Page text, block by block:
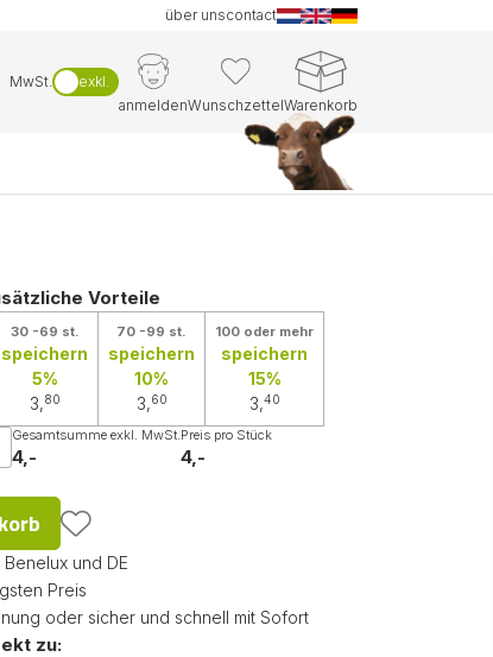
über unscontact
MwSt.
exkl.
anmeldenWunschzettelWarenkorb
Vorteile
30 -69 st.
speichern
5%
3,80
70 -99 st.
speichern
10%
3,60
100 oder mehr
speichern
15%
3,40
Gesamtsumme exkl. MwSt.
4,-
Preis pro Stück
4,-
und DE
Preis
oder sicher und schnell mit Sofort
zu: